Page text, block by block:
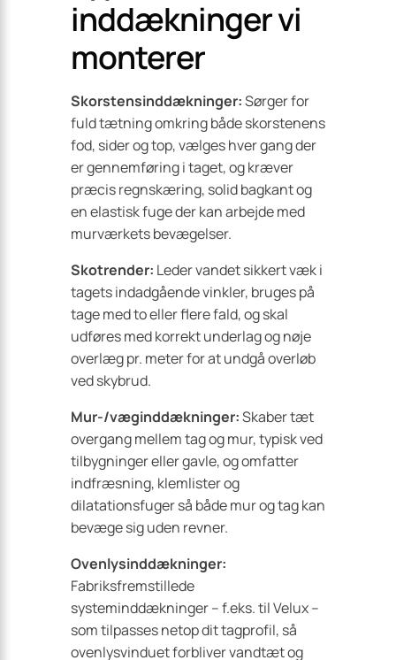
inddækninger vi
monterer
Skorstensinddækninger:Sørger for
fuld tætning omkring både skorstenens
fod, sider og top, vælges hver gang der
er gennemføring i taget, og kræver
præcis regnskæring, solid bagkant og
en elastisk fuge der kan arbejde med
murværkets bevægelser.
Skotrender: Leder vandet sikkert væk i
tagets indadgående vinkler, bruges på
tage med to eller flere fald, og skal
udføres med korrekt underlag og nøje
overlæg pr. meter for at undgå overløb
ved skybrud.
Mur-/væginddækninger:Skaber tæt
overgang mellem tag og mur, typisk ved
tilbygninger eller gavle, og omfatter
indfræsning, klemlister og
dilatationsfuger så både mur og tag kan
bevæge sig uden revner.
Ovenlysinddækninger:
Fabriksfremstillede
systeminddækninger – f.eks. til Velux –
som tilpasses netop dit tagprofil, så
ovenlysvinduet forbliver vandtæt og